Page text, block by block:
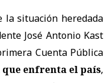
la situación heredada
José Antonio Kast
Cuenta Pública
enfrenta el país,